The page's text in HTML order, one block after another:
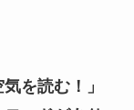
を読む！」